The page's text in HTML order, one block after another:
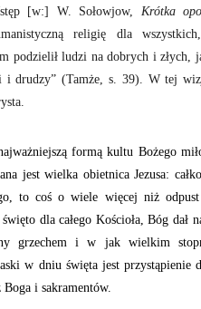
[w:] W. Sołowjow, Krótka
religię dla
podzielił ludzi na dobrych i złych,
i drudzy” (Tamże, s. 39). W tej
formą kultu Bożego
jest wielka obietnica Jezusa:
to coś o wiele więcej niż
dla całego Kościoła, Bóg dał
grzechem i w jak wielkim
w dniu święta jest przystąpienie
Boga i sakramentów.